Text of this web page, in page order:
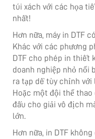
túi xách với các họa
nhất!
Hơn nữa, máy in DTF
Khác với các phương
DTF cho phép in thiết
doanh nghiệp nhỏ nổi
ra tạp dề tùy chỉnh với
Hoặc một đội thể
đấu cho giải vô địch
lớn.
Hơn nữa, in DTF